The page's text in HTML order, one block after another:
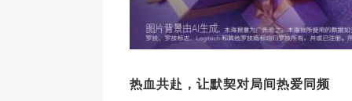
热血共赴，让默契对局间热爱同频